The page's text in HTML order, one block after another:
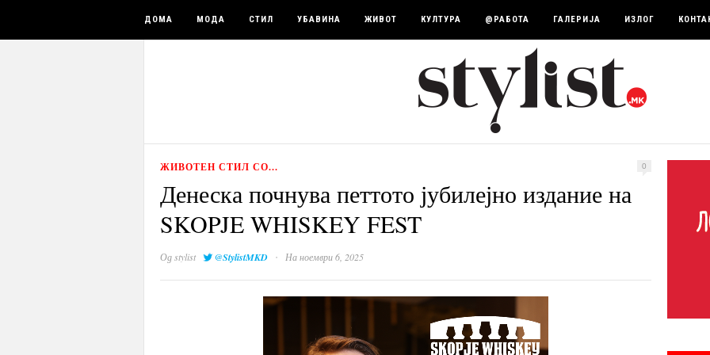
ДОМА МОДА СТИЛ УБАВИНА ЖИВОТ КУЛТУРА @РАБОТА ГАЛЕРИЈА ИЗЛОГ
ЖИВОТЕН СТИЛ СО... 0
Денеска почнува петтото јубилејно издание на
SKOPJE WHISKEY FEST
Одstylist @StylistMKD · На ноември 6, 2025